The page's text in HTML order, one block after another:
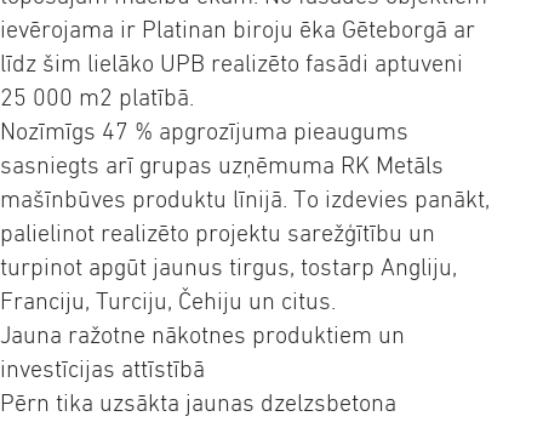
ievērojama ir Platinan biroju ēka Gēteborgā ar
līdz šim lielāko UPB realizēto fasādi aptuveni
25 000 m2 platībā.
Nozīmīgs 47 % apgrozījuma pieaugums
sasniegts arī grupas uzņēmuma RK Metāls
mašīnbūves produktu līnijā. To izdevies panākt,
palielinot realizēto projektu sarežģītību un
turpinot apgūt jaunus tirgus, tostarp Angliju,
Franciju, Turciju, Čehiju un citus.
Jauna ražotne nākotnes produktiem un
investīcijas attīstībā
Pērn tika uzsākta jaunas dzelzsbetona